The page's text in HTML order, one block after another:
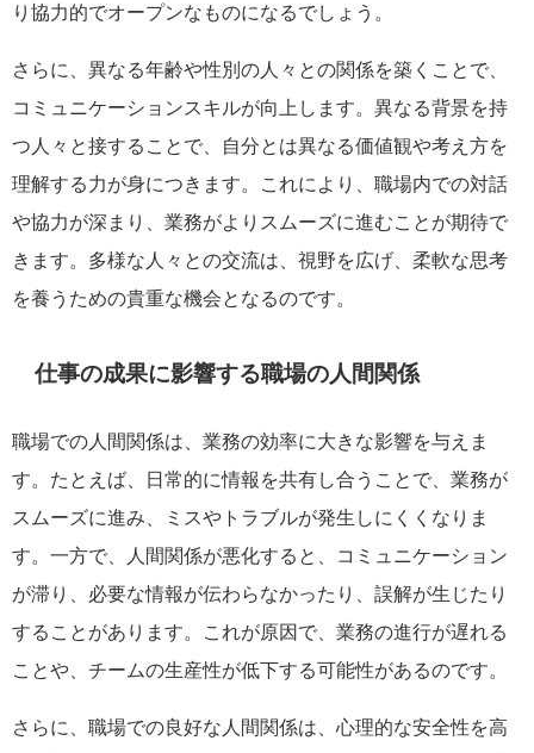
り協力的でオープンなものになるでしょう。
さらに、異なる年齢や性別の人々との関係を築くことで、
コミュニケーションスキルが向上します。異なる背景を持
つ人々と接することで、自分とは異なる価値観や考え方を
理解する力が身につきます。これにより、職場内での対話
や協力が深まり、業務がよりスムーズに進むことが期待で
きます。多様な人々との交流は、視野を広げ、柔軟な思考
を養うための貴重な機会となるのです。
仕事の成果に影響する職場の人間関係
職場での人間関係は、業務の効率に大きな影響を与えま
す。たとえば、日常的に情報を共有し合うことで、業務が
スムーズに進み、ミスやトラブルが発生しにくくなりま
す。一方で、人間関係が悪化すると、コミュニケーション
が滞り、必要な情報が伝わらなかったり、誤解が生じたり
することがあります。これが原因で、業務の進行が遅れる
ことや、チームの生産性が低下する可能性があるのです。
さらに、職場での良好な人間関係は、心理的な安全性を高